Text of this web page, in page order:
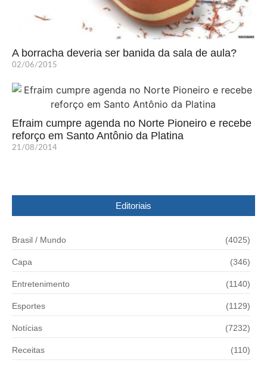
A borracha deveria ser banida da sala de aula?
02/06/2015
Efraim cumpre agenda no Norte Pioneiro e recebe
reforço em Santo Antônio da Platina
21/08/2014
Editoriais
Brasil / Mundo (4025)
Capa (346)
Entretenimento (1140)
Esportes (1129)
Notícias (7232)
Receitas (110)